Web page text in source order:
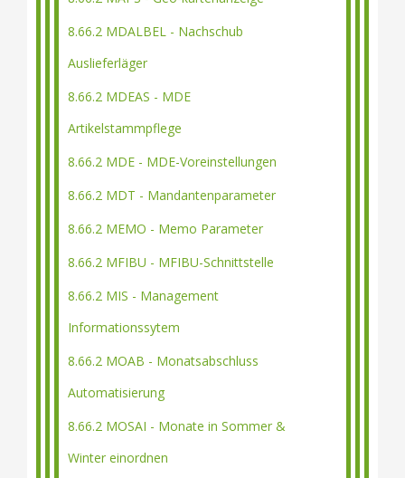
8.66.2 MDALBEL - Nachschub
Auslieferläger
8.66.2 MDEAS - MDE
Artikelstammpflege
8.66.2 MDE - MDE-Voreinstellungen
8.66.2 MDT - Mandantenparameter
8.66.2 MEMO - Memo Parameter
8.66.2 MFIBU - MFIBU-Schnittstelle
8.66.2 MIS - Management
Informationssytem
8.66.2 MOAB - Monatsabschluss
Automatisierung
8.66.2 MOSAI - Monate in Sommer &
Winter einordnen